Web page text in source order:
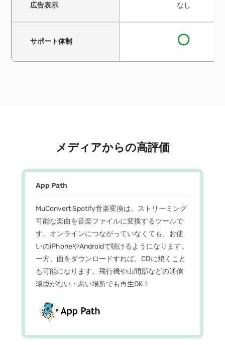
広告表示 なし
サポート体制
メディアからの高評価
App Path
MuConvert Spotify音楽変換は、ストリーミング
可能な楽曲を音楽ファイルに変換するツールで
す。オンラインにつながっていなくても、お使
いのiPhoneやAndroidで聴けるようになります。
一方、曲をダウンロードすれば、CDに焼くこと
も可能になります。飛行機や山間部などの通信
環境がない・悪い場所でも再生OK！